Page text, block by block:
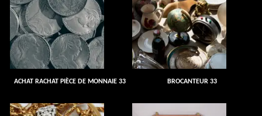
ACHAT RACHAT PIÈCE DE MONNAIE 33 BROCANTEUR 33